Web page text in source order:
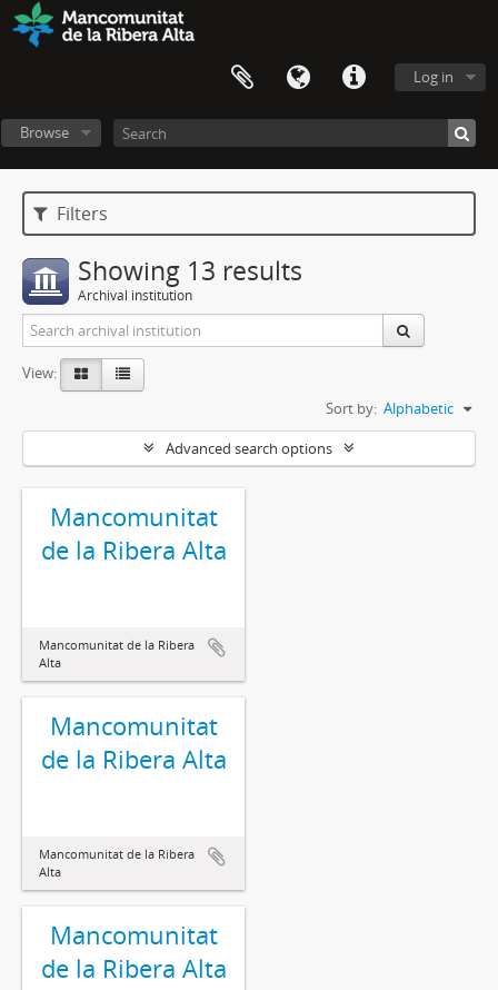
Log in
Browse
Filters
Showing 13 results
Archival institution
View:
Sort by: Alphabetic
Advanced search options
Mancomunitat
de la Ribera Alta
Mancomunitat de la Ribera
Alta
Mancomunitat
de la Ribera Alta
Mancomunitat de la Ribera
Alta
Mancomunitat
de la Ribera Alta